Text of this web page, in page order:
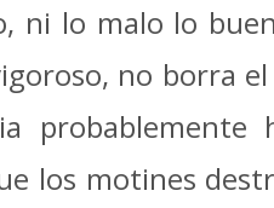
ni lo malo lo
no borra
probablemente
los motines